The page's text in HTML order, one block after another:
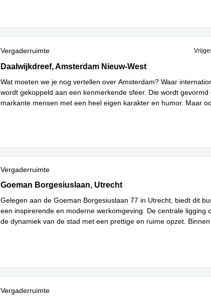
Vergaderruimte
Daalwijkdreef 47, Amsterdam Nieuw-West
Daalwijkdreef, Amsterdam Nieuw-West
Wat moeten we je nog vertellen over Amsterdam? Waar
wordt gekoppeld aan een kenmerkende sfeer. Die wordt gevormd
markante mensen met een heel eigen karakter en humor. Maar
Vergaderruimte
Goeman Borgesiuslaan 77, Utrecht
Goeman Borgesiuslaan, Utrecht
Gelegen aan de Goeman Borgesiuslaan 77 in Utrecht, biedt dit
een inspirerende en moderne werkomgeving. De centrale ligging
de dynamiek van de stad met een prettige en ruime opzet.
Vergaderruimte